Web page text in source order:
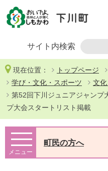
サイト内検索
現在位置： トップページ
学び・文化・スポーツ
文
第52回下川ジュニアジャンプ
プ大会スタートリスト掲載
メニュー
町民の方へ